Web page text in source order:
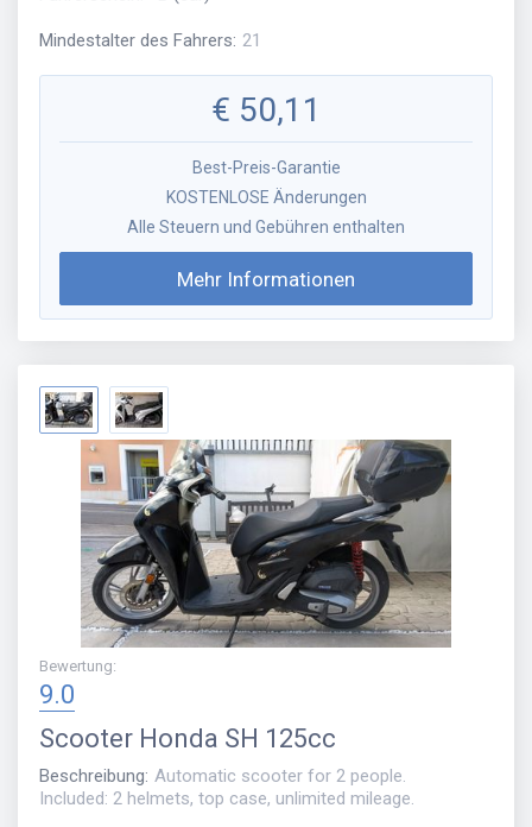
Mindestalter des Fahrers: 21
€ 50,11
Best-Preis-Garantie
KOSTENLOSE Änderungen
Alle Steuern und Gebühren enthalten
Mehr Informationen
Bewertung:
9.0
Scooter Honda SH 125cc
Beschreibung: Automatic scooter for 2 people.
Included: 2 helmets, top case, unlimited mileage.